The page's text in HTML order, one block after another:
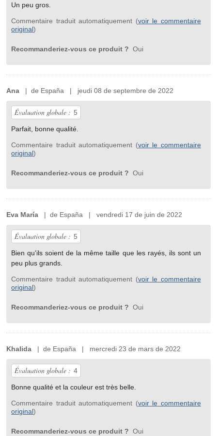
Un peu gros.
Commentaire traduit automatiquement (voir le commentaire
original)
Recommanderiez-vous ce produit ? Oui
Ana | de España | jeudi 08 de septembre de 2022
Évaluation globale : 5
Parfait, bonne qualité.
Commentaire traduit automatiquement (voir le commentaire
original)
Recommanderiez-vous ce produit ? Oui
Eva María | de España | vendredi 17 de juin de 2022
Évaluation globale : 5
Bien qu'ils soient de la même taille que les rayés, ils sont un
peu plus grands.
Commentaire traduit automatiquement (voir le commentaire
original)
Recommanderiez-vous ce produit ? Oui
Khalida | de España | mercredi 23 de mars de 2022
Évaluation globale : 4
Bonne qualité et la couleur est très belle.
Commentaire traduit automatiquement (voir le commentaire
original)
Recommanderiez-vous ce produit ? Oui